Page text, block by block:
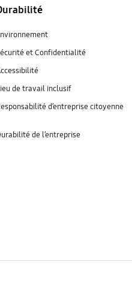
et Confidentialité
de travail inclusif
d’entreprise citoyenne
de l’entreprise